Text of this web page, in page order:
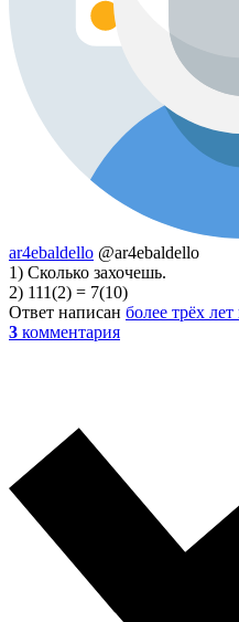
ar4ebaldello @ar4ebaldello
1) Сколько захочешь.
2) 111(2) = 7(10)
Ответ написан более трёх лет
3 комментария